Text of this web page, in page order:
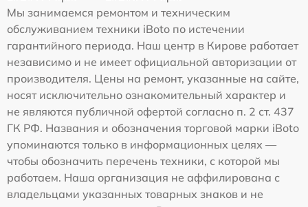
Мы занимаемся ремонтом и техническим
обслуживанием техники iBoto по истечении
гарантийного периода. Наш центр в Кирове работает
независимо и не имеет официальной авторизации от
производителя. Цены на ремонт, указанные на сайте,
носят исключительно ознакомительный характер и
не являются публичной офертой согласно п. 2 ст. 437
ГК РФ. Названия и обозначения торговой марки iBoto
упоминаются только в информационных целях —
чтобы обозначить перечень техники, с которой мы
работаем. Наша организация не аффилирована с
владельцами указанных товарных знаков и не